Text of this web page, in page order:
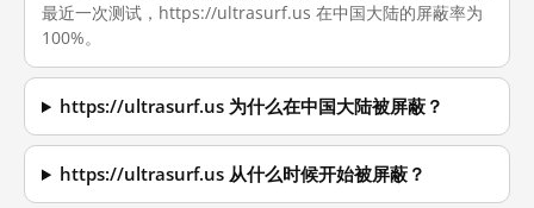
最近一次测试，https://ultrasurf.us 在中国大陆的屏蔽率为
100%。
https://ultrasurf.us 为什么在中国大陆被屏蔽？
https://ultrasurf.us 从什么时候开始被屏蔽？